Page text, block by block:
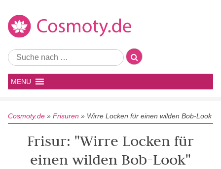
MENU
Cosmoty.de » Frisuren » Wirre Locken für einen wilden Bob-Look
Frisur: "Wirre Locken für
einen wilden Bob-Look"